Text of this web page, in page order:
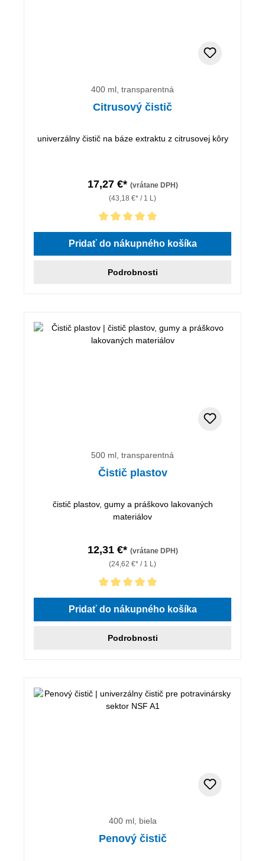
400 ml, transparentná
Citrusový čistič
univerzálny čistič na báze extraktu z citrusovej kôry
17,27 €* (vrátane DPH)
(43,18 €* / 1 L)
Priemerné hodnotenie 5 z 5 hviezdičiek
Pridať do nákupného košíka
Podrobnosti
500 ml, transparentná
Čistič plastov
čistič plastov, gumy a práškovo lakovaných
materiálov
12,31 €* (vrátane DPH)
(24,62 €* / 1 L)
Priemerné hodnotenie 5 z 5 hviezdičiek
Pridať do nákupného košíka
Podrobnosti
400 ml, biela
Penový čistič